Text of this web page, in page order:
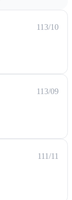
113/10
113/09
111/11